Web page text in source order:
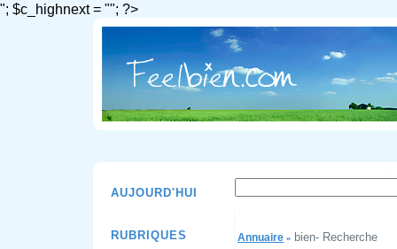
"; $c_highnext = ""; ?>
AUJOURD'HUI
RUBRIQUES Annuaire » bien- Recherche